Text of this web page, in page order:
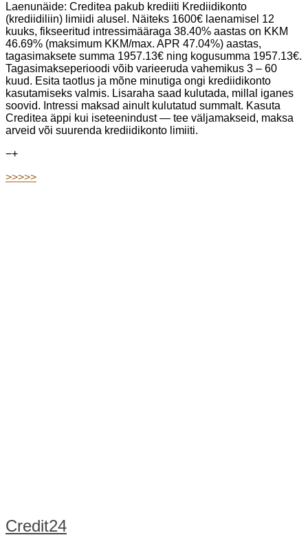
Laenunäide: Creditea pakub krediiti Krediidikonto
(krediidiliin) limiidi alusel. Näiteks 1600€ laenamisel 12
kuuks, fikseeritud intressimääraga 38.40% aastas on KKM
46.69% (maksimum KKM/max. APR 47.04%) aastas,
tagasimaksete summa 1957.13€ ning kogusumma 1957.13€.
Tagasimakseperioodi võib varieeruda vahemikus 3 – 60
kuud. Esita taotlus ja mõne minutiga ongi krediidikonto
kasutamiseks valmis. Lisaraha saad kulutada, millal iganes
soovid. Intressi maksad ainult kulutatud summalt. Kasuta
Creditea äppi kui iseteenindust — tee väljamakseid, maksa
arveid või suurenda krediidikonto limiiti.
−+
>>>>>
Credit24